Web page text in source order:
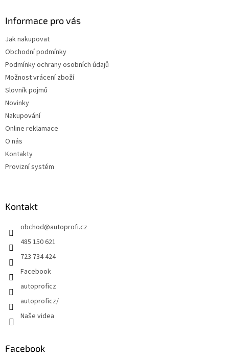
Informace pro vás
Jak nakupovat
Obchodní podmínky
Podmínky ochrany osobních údajů
Možnost vrácení zboží
Slovník pojmů
Novinky
Nakupování
Online reklamace
O nás
Kontakty
Provizní systém
Kontakt
obchod@autoprofi.cz
485 150 621
723 734 424
Facebook
autoproficz
autoproficz/
Naše videa
Facebook